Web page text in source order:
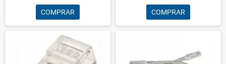
COMPRAR COMPRAR